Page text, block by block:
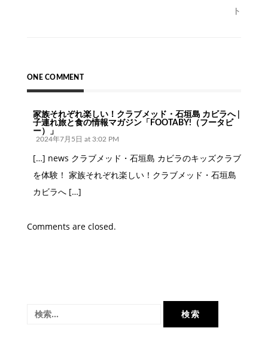
シ
ン
ト
ONE COMMENT
家族それぞれ楽しい！クラブメッド・石垣島 カビラへ |
子連れ旅と食の情報マガジン「FOOTABY!（フータビ
ー）」
2024年7月5日 at 3:02 PM
[…] news クラブメッド・石垣島 カビラのキッズクラブ
を体験！ 家族それぞれ楽しい！クラブメッド・石垣島
カビラへ […]
Comments are closed.